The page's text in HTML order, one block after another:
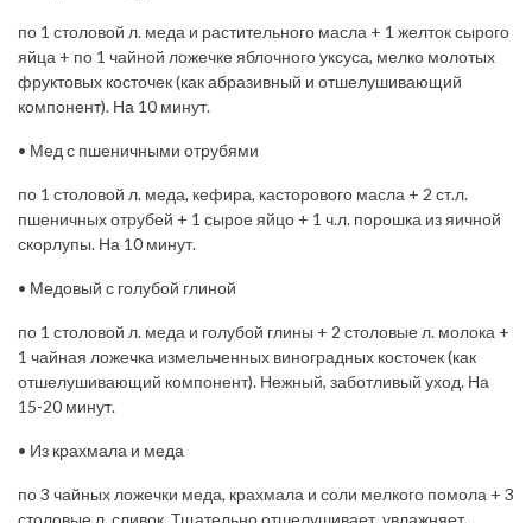
по 1 столовой л. меда и растительного масла + 1 желток сырого
яйца + по 1 чайной ложечке яблочного уксуса, мелко молотых
фруктовых косточек (как абразивный и отшелушивающий
компонент). На 10 минут.
• Мед с пшеничными отрубями
по 1 столовой л. меда, кефира, касторового масла + 2 ст.л.
пшеничных отрубей + 1 сырое яйцо + 1 ч.л. порошка из яичной
скорлупы. На 10 минут.
• Медовый с голубой глиной
по 1 столовой л. меда и голубой глины + 2 столовые л. молока +
1 чайная ложечка измельченных виноградных косточек (как
отшелушивающий компонент). Нежный, заботливый уход. На
15-20 минут.
• Из крахмала и меда
по 3 чайных ложечки меда, крахмала и соли мелкого помола + 3